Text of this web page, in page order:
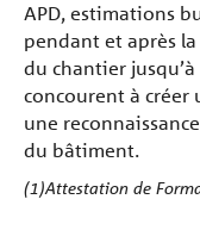
APD, estimations
pendant et après
du chantier jusqu’à
concourent à créer
une
du bâtiment.
(1)Attestation de